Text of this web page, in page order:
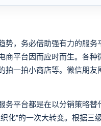
势，务必借助强有力的服
商平台因而应时而生。各
拍一拍小商店等。微信朋友
务平台都是在以分销策略
化”的一次大转变。根据三